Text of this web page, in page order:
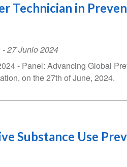
Technician in
-27 Junio 2024
- Panel: Advancing Global
on the 27th of June, 2024.
Substance Use